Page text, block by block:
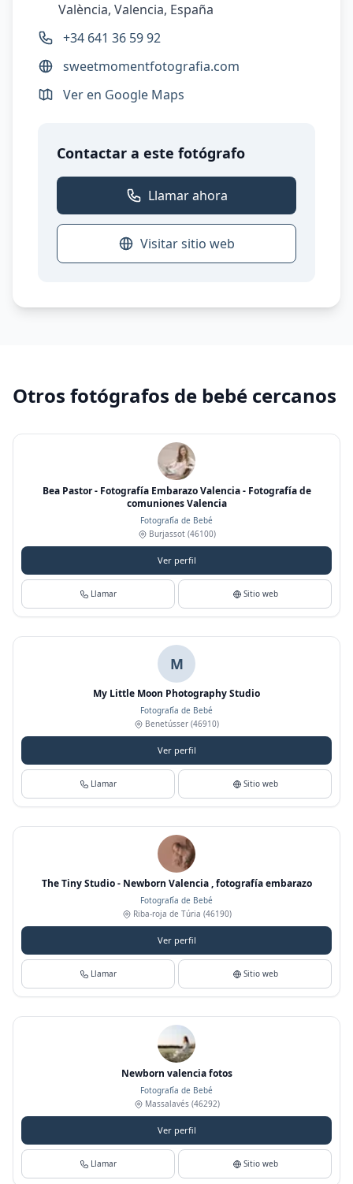
València, Valencia, España
+34 641 36 59 92
sweetmomentfotografia.com
Ver en Google Maps
Contactar a este fotógrafo
Llamar ahora
Visitar sitio web
Otros fotógrafos de bebé cercanos
Bea Pastor - Fotografía Embarazo Valencia - Fotografía de
comuniones Valencia
Fotografía de Bebé
Burjassot(46100)
Ver perfil
Llamar Sitio web
M
My Little Moon Photography Studio
Fotografía de Bebé
Benetússer (46910)
Ver perfil
Llamar Sitio web
The Tiny Studio - Newborn Valencia , fotografía embarazo
Fotografía de Bebé
Riba-roja de Túria (46190)
Ver perfil
Llamar Sitio web
Newborn valencia fotos
Fotografía de Bebé
Massalavés(46292)
Ver perfil
Llamar Sitio web